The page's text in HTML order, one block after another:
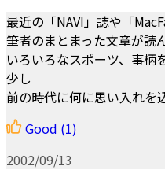
最近の「NAVI」誌や「
筆者のまとまった文章が読
いろいろなスポーツ、事柄
少し
前の時代に何に思い入れを
Good (1)
2002/09/13